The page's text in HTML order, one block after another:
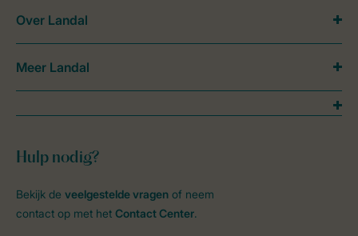
Hulp nodig?
Bekijk de veelgestelde vragen of neem
contact op met het Contact Center.
Over Landal
Meer Landal